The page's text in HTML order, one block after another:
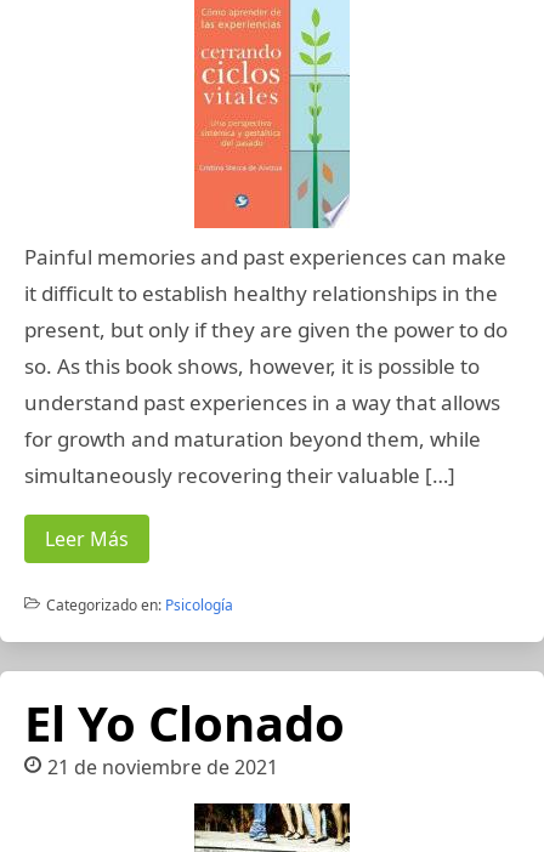
Painful memories and past experiences can make
it difficult to establish healthy relationships in the
present, but only if they are given the power to do
so. As this book shows, however, it is possible to
understand past experiences in a way that allows
for growth and maturation beyond them, while
simultaneously recovering their valuable […]
Leer Más
Categorizado en: Psicología
El Yo Clonado
21 de noviembre de 2021